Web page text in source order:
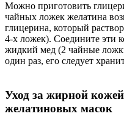
Можно приготовить
чайных ложек желатина
глицерина, который
4-х ложек). Соедините эти
жидкий мед (2 чайные
один раз, его следует
Уход за жирной
желатиновых масок